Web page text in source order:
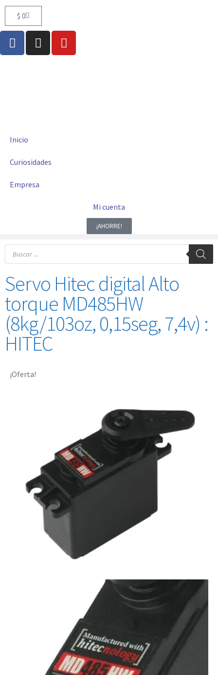
$ 0
¡AHORRE!
Mi cuenta
Inicio
Curiosidades
Empresa
Servo Hitec digital Alto
torque MD485HW
(8kg/103oz, 0,15seg, 7,4v) :
HITEC
¡Oferta!